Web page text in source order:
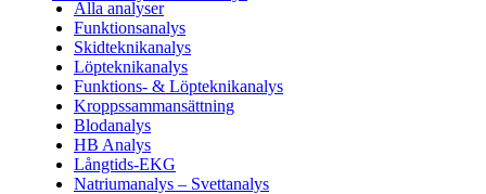
Alla analyser
Funktionsanalys
Skidteknikanalys
Löpteknikanalys
Funktions- & Löpteknikanalys
Kroppssammansättning
Blodanalys
HB Analys
Långtids-EKG
Natriumanalys – Svettanalys